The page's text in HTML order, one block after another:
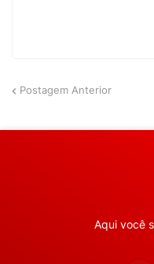
Postagem Anterior
Aqui você